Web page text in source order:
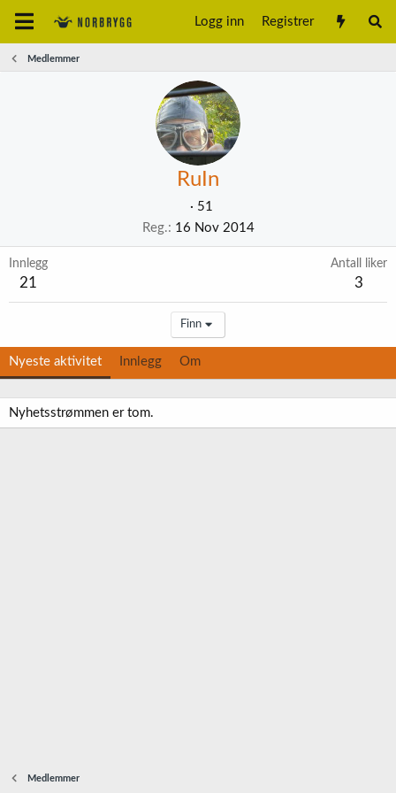
Logg inn Registrer
Medlemmer
RuIn
· 51
Reg.
16 Nov 2014
Innlegg
21
Antall liker
3
Finn
Nyeste aktivitet Innlegg Om
Nyhetsstrømmen er tom.
Medlemmer